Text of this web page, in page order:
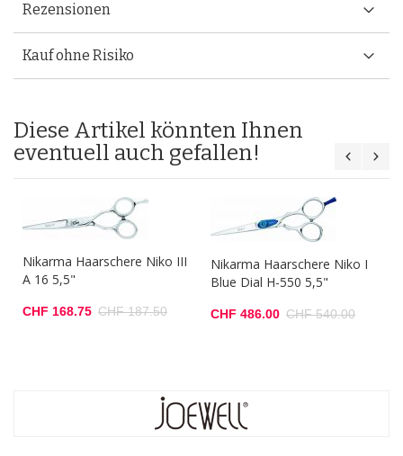
Rezensionen
Kauf ohne Risiko
Diese Artikel könnten Ihnen
eventuell auch gefallen!
Nikarma Haarschere Niko III
A 16 5,5"
CHF 168.75 CHF 187.50
Nikarma Haarschere Niko I
Blue Dial H-550 5,5"
CHF 486.00 CHF 540.00